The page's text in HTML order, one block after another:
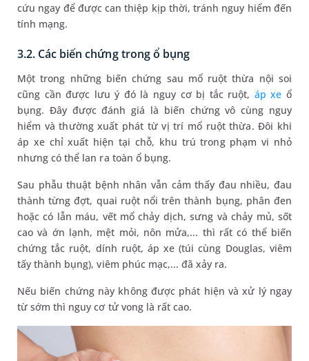
cứu ngay để được can thiệp kịp thời, tránh nguy hiểm đến
tính mạng.
3.2. Các biến chứng trong ổ bụng
Một trong những biến chứng sau mổ ruột thừa nội soi
cũng cần được lưu ý đó là nguy cơ bị tắc ruột, áp xe ổ
bụng. Đây được đánh giá là biến chứng vô cùng nguy
hiểm và thường xuất phát từ vị trí mổ ruột thừa. Đôi khi
áp xe chỉ xuất hiện tại chỗ, khu trú trong phạm vi nhỏ
nhưng có thể lan ra toàn ổ bụng.
Sau phẫu thuật bệnh nhân vẫn cảm thấy đau nhiều, đau
thành từng đợt, quai ruột nổi trên thành bụng, phân đen
hoặc có lẫn máu, vết mổ chảy dịch, sưng và chảy mủ, sốt
cao và ớn lạnh, mệt mỏi, nôn mửa,... thì rất có thể biến
chứng tắc ruột, dính ruột, áp xe (túi cùng Douglas, viêm
tấy thành bụng), viêm phúc mạc,... đã xảy ra.
Nếu biến chứng này không được phát hiện và xử lý ngay
từ sớm thì nguy cơ tử vong là rất cao.